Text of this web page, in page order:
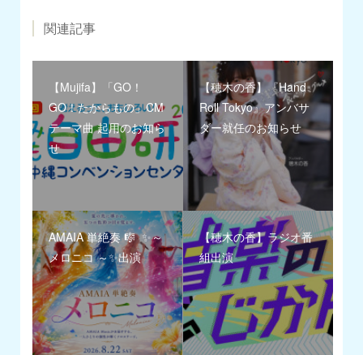
関連記事
【Mujifa】「GO！
GO！たからもの」CM
テーマ曲 起用のお知ら
せ
【穂木の香】『Hand
Roll Tokyo』アンバサ
ダー就任のお知らせ
AMAIA 単絶奏 🎼 ✨～
メロニコ ～✨出演
【穂木の香】ラジオ番
組出演